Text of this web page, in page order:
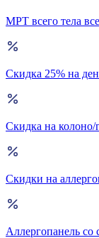
МРТ всего тела
Скидка 25% на
Скидка на колоно/
Скидки на
Аллергопанель со